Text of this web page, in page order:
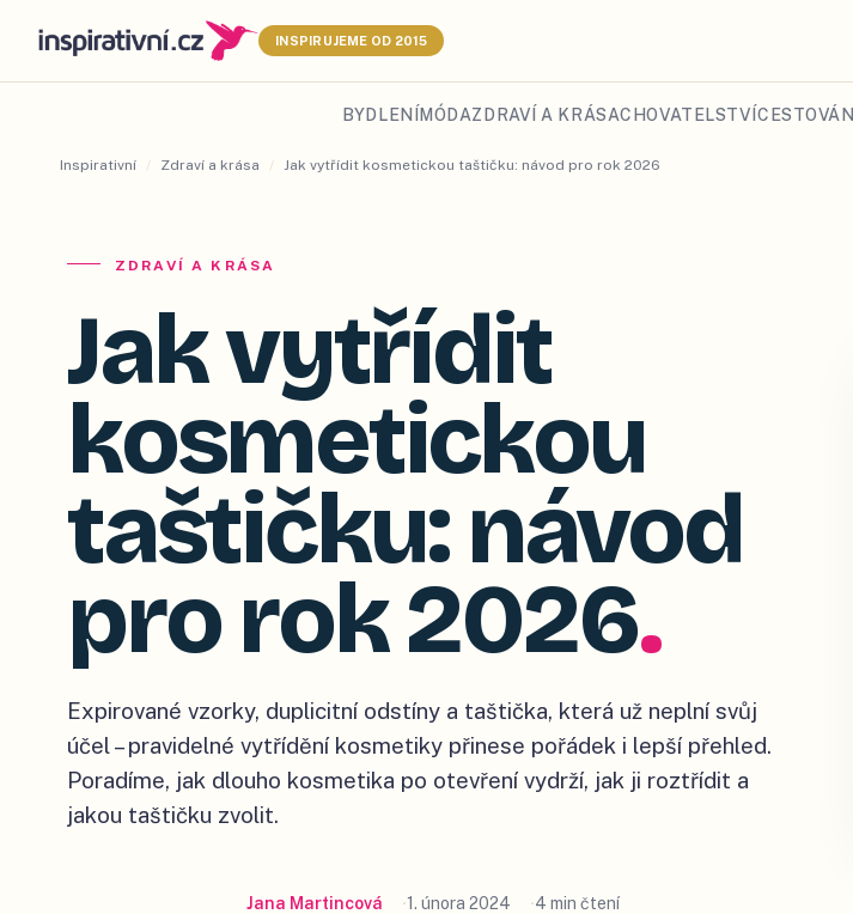
INSPIRUJEME OD 2015
BYDLENÍ MÓDAZDRAVÍ A KRÁSACHOVATELSTVÍCESTOVÁNÍ
Inspirativní / Zdraví a krása / Jak vytřídit kosmetickou taštičku: návod pro rok 2026
ZDRAVÍ A KRÁSA
Jak vytřídit
kosmetickou
taštičku: návod
pro rok 2026.
Expirované vzorky, duplicitní odstíny a taštička, která už neplní svůj
účel – pravidelné vytřídění kosmetiky přinese pořádek i lepší přehled.
Poradíme, jak dlouho kosmetika po otevření vydrží, jak ji roztřídit a
jakou taštičku zvolit.
Jana Martincová 1. února 2024 4 min čtení